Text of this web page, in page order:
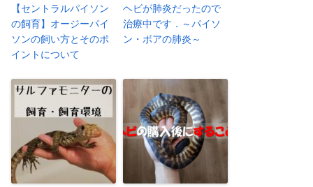
【セントラルパイソン
の飼育】オージーパイ
ソンの飼い方とそのポ
イントについて
ヘビが肺炎だったので
治療中です．～パイソ
ン・ボアの肺炎～